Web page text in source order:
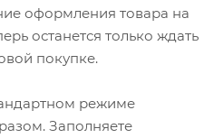
оформления товара на
останется только ждать
покупке.
режиме
Заполняете